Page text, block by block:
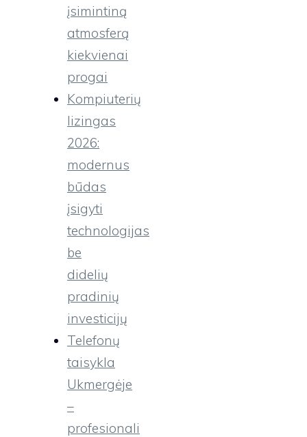
įsimintiną
atmosferą
kiekvienai
progai
Kompiuterių
lizingas
2026:
modernus
būdas
įsigyti
technologijas
be
didelių
pradinių
investicijų
Telefonų
taisykla
Ukmergėje
–
profesionali